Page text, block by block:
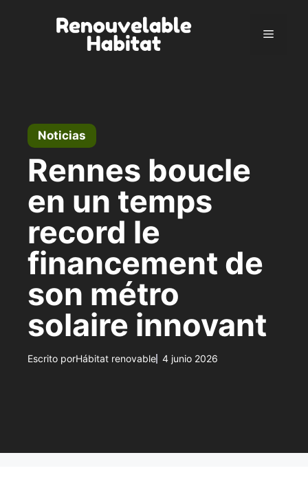
Menú
Noticias
Rennes boucle
en un temps
record le
financement de
son métro
solaire innovant
Escrito porHábitat renovable 4 junio 2026